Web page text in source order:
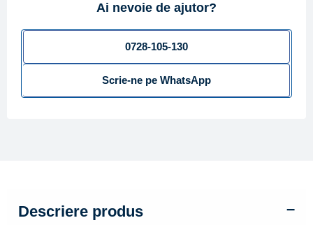
TXE,
MBus,
65,
Ai nevoie de ajutor?
0728-105-130
Scrie-ne pe WhatsApp
Descriere produs